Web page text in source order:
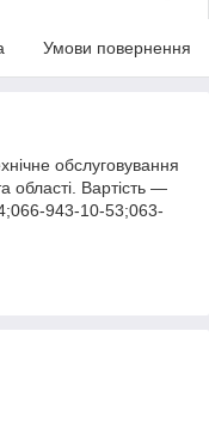
Умови повернення
обслуговування
області. Вартість ―
943-10-53;063-